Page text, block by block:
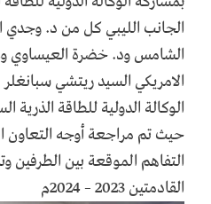
الجانب الليبي كل من د.
الشامس ود. خضرة العيساوي
الامريكي السيد ريتشي
الوكالة الدولية للطاقة
حيث تم مراجعة أوجه
التفاهم الموقعة بين
القادمتين 2023 – 2024م